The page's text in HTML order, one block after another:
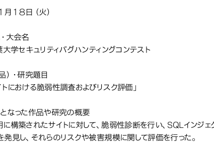
１８日（火）
大会名
学セキュリティバグハンティングコンテスト
）・研究題目
トにおける脆弱性調査およびリスク評価」
なった作品や研究の概要
に構築されたサイトに対して、脆弱性診断を行い、SQLインジ
発見し、それらのリスクや被害規模に関して評価を行った。